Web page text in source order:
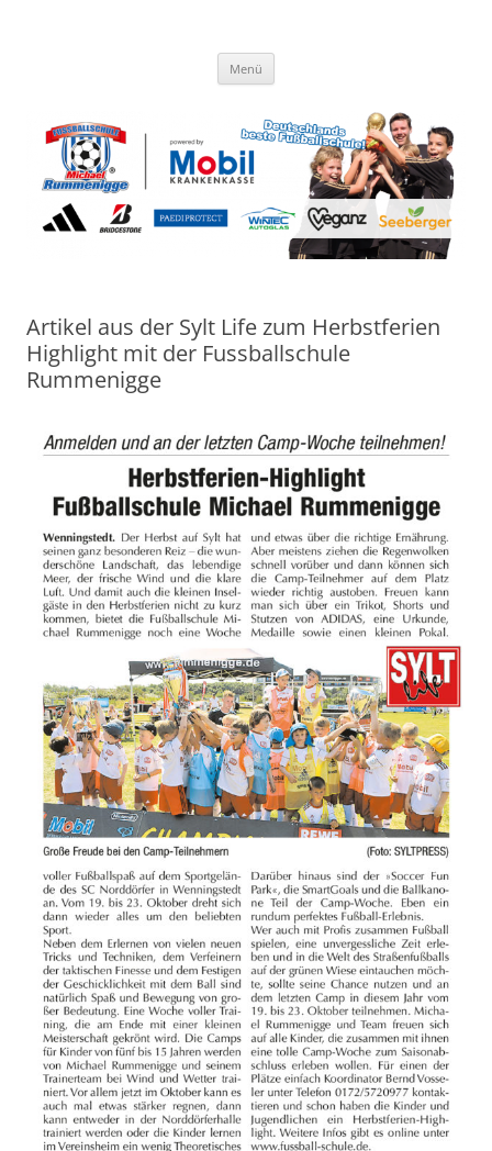
Rummenigge
Menü
Artikel aus der Sylt Life zum Herbstferien
Highlight mit der Fussballschule
Rummenigge